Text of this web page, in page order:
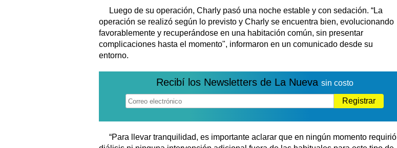
Luego de su operación, Charly pasó una noche estable y con sedación. “La
operación se realizó según lo previsto y Charly se encuentra bien, evolucionando
favorablemente y recuperándose en una habitación común, sin presentar
complicaciones hasta el momento", informaron en un comunicado desde su
entorno.
Recibí los Newsletters de La Nueva sin costo
Registrar
“Para llevar tranquilidad, es importante aclarar que en ningún momento requirió